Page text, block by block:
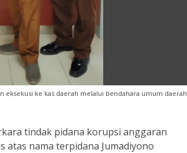
eksekusi ke kas daerah melalui bendahara umum daerah
tindak pidana korupsi anggaran
atas nama terpidana Jumadiyono